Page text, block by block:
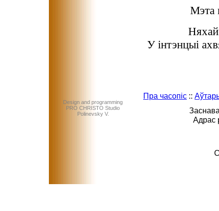
Мэта
У інтэнцыі
Design and programming
PRO CHRISTO Studio
Polinevsky V.
Пра часопіс ::
Адрас